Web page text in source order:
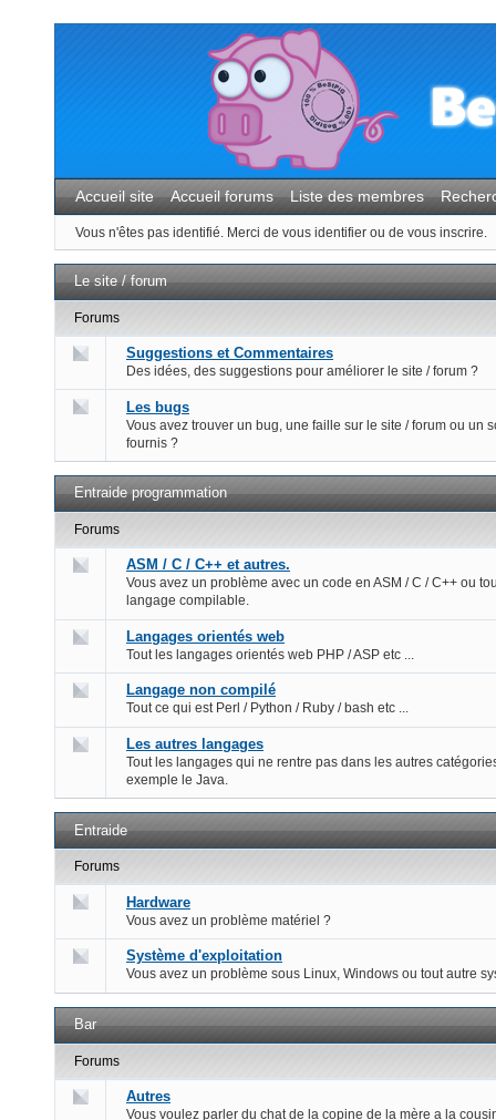
Accueil site Accueil forums Liste des membres
Vous n'êtes pas identifié. Merci de vous identifier ou de vous inscrire.
Le site / forum
Forums
Suggestions et Commentaires
Des idées, des suggestions pour améliorer le site / forum ?
Les bugs
Vous avez trouver un bug, une faille sur le site / forum ou un
fournis ?
Entraide programmation
Forums
ASM / C / C++ et autres.
Vous avez un problème avec un code en ASM / C / C++ ou
langage compilable.
Langages orientés web
Tout les langages orientés web PHP / ASP etc ...
Langage non compilé
Tout ce qui est Perl / Python / Ruby / bash etc ...
Les autres langages
Tout les langages qui ne rentre pas dans les autres
exemple le Java.
Entraide
Forums
Hardware
Vous avez un problème matériel ?
Système d'exploitation
Vous avez un problème sous Linux, Windows ou tout autre
Bar
Forums
Autres
Vous voulez parler du chat de la copine de la mère a la